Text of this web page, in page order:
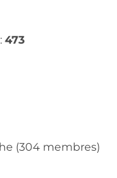
473
(304 membres)